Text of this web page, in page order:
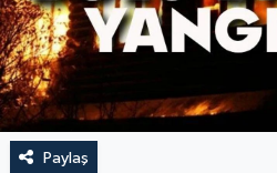
Paylaş